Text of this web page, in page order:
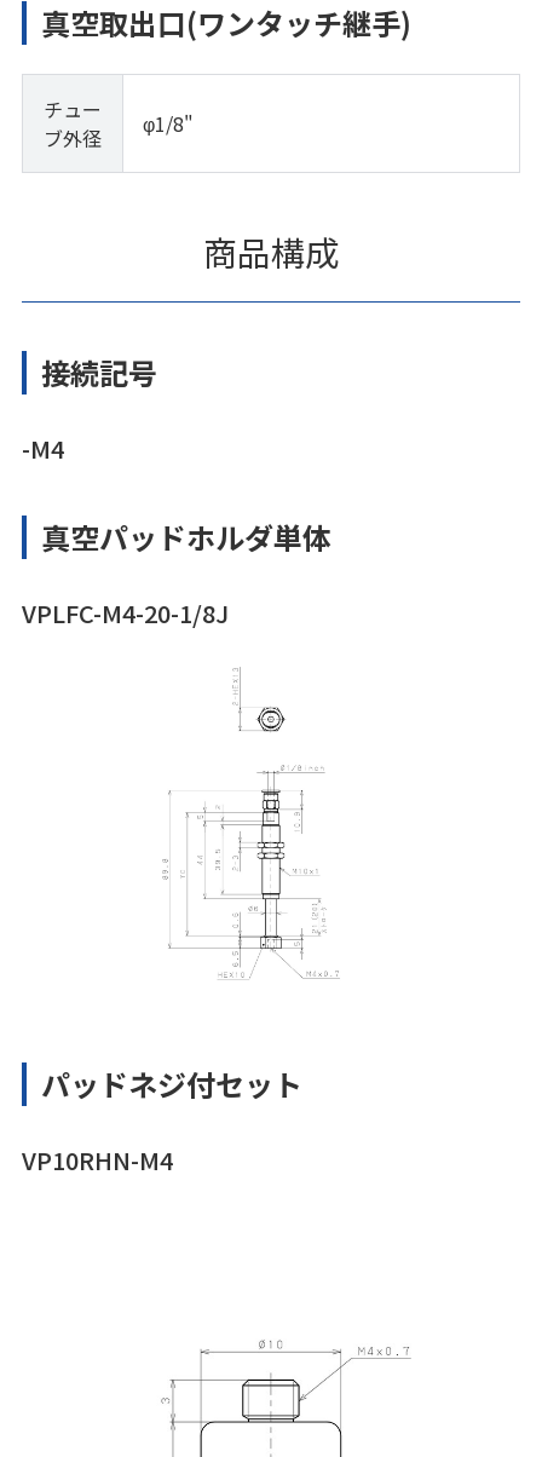
真空取出口(ワンタッチ継手)
チュー
ブ外径
φ1/8"
商品構成
接続記号
-M4
真空パッドホルダ単体
VPLFC-M4-20-1/8J
パッドネジ付セット
VP10RHN-M4